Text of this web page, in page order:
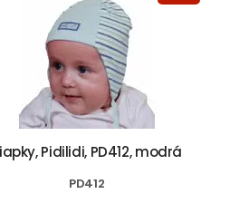
Pidilidi, PD412, modrá
PD412